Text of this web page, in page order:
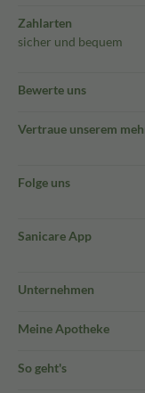
Zahlarten
sicher und bequem
Bewerte uns
Vertraue unserem
Folge uns
Sanicare App
Unternehmen
Meine Apotheke
So geht's